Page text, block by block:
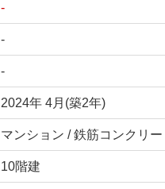
-
-
-
2024年 4月(築2年)
マンション / 鉄筋コンクリー
10階建